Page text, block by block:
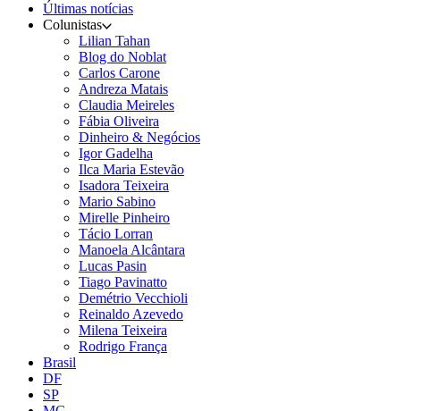
Últimas notícias
Colunistas
Lilian Tahan
Blog do Noblat
Carlos Carone
Andreza Matais
Claudia Meireles
Fábia Oliveira
Dinheiro & Negócios
Igor Gadelha
Ilca Maria Estevão
Isadora Teixeira
Mario Sabino
Mirelle Pinheiro
Tácio Lorran
Manoela Alcântara
Lucas Pasin
Tiago Pavinatto
Demétrio Vecchioli
Reinaldo Azevedo
Milena Teixeira
Rodrigo França
Brasil
DF
SP